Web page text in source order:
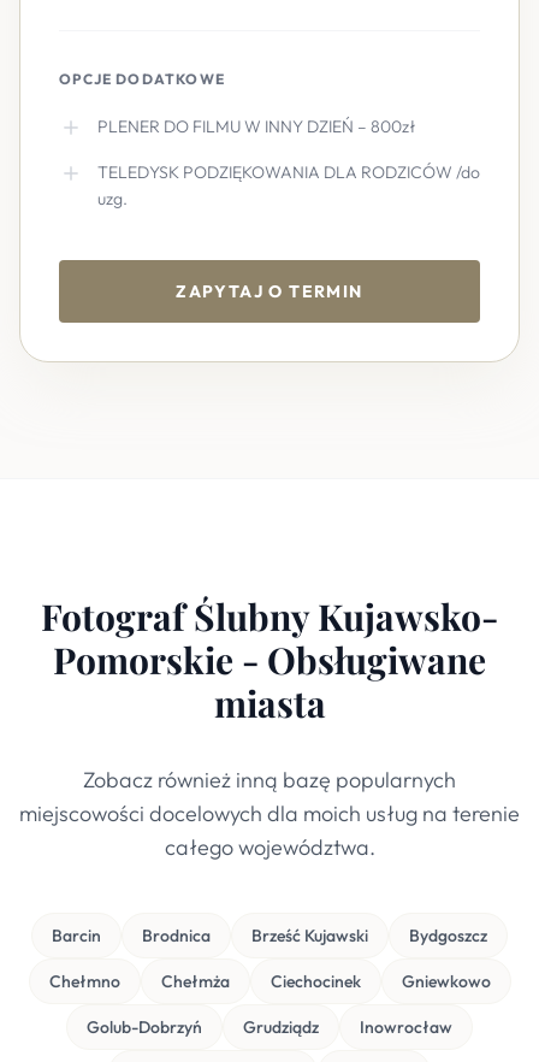
OPCJE DODATKOWE
PLENER DO FILMU W INNY DZIEŃ – 800zł
TELEDYSK PODZIĘKOWANIA DLA RODZICÓW /do
uzg.
ZAPYTAJ O TERMIN
Fotograf Ślubny Kujawsko-
Pomorskie - Obsługiwane
miasta
Zobacz również inną bazę popularnych
miejscowości docelowych dla moich usług na terenie
całego województwa.
Barcin Brodnica Brześć Kujawski Bydgoszcz
Chełmno Chełmża Ciechocinek Gniewkowo
Golub-Dobrzyń Grudziądz Inowrocław